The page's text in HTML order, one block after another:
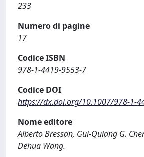
233
Numero di pagine
17
Codice ISBN
978-1-4419-9553-7
Codice DOI
https://dx.doi.org/10.1007/978-1-
Nome editore
Alberto Bressan, Gui-Quiang G.
Dehua Wang.